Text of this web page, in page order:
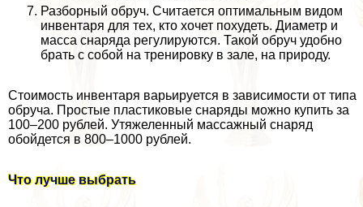
Разборный обруч. Считается оптимальным видом
инвентаря для тех, кто хочет похудеть. Диаметр и
масса снаряда регулируются. Такой обруч удобно
брать с собой на тренировку в зале, на природу.
Стоимость инвентаря варьируется в зависимости от типа
обруча. Простые пластиковые снаряды можно купить за
100–200 рублей. Утяжеленный массажный снаряд
обойдется в 800–1000 рублей.
Что лучше выбрать